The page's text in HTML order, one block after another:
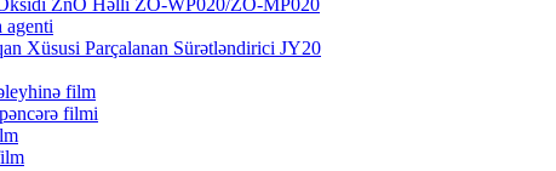
ZnO Həlli ZO-WP020/ZO-MP020
agenti
Xüsusi Parçalanan Sürətləndirici JY20
film
filmi